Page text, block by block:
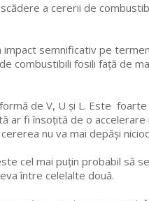
a cererii de
semnificativ pe
combustibili fosili față de
de V, U și L. Este
ar fi însoțită de o
nu va mai depăși
cel mai puțin probabil să
între celelalte două.